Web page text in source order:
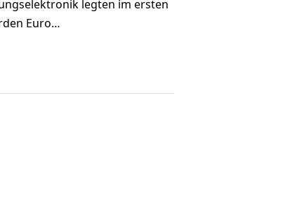
legten im ersten
Euro…